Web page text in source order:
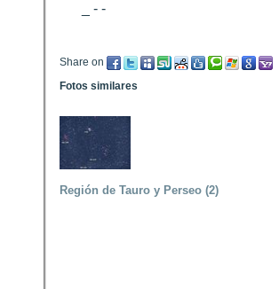
_ - -
Share on
Fotos similares
Región de Tauro y Perseo (2)